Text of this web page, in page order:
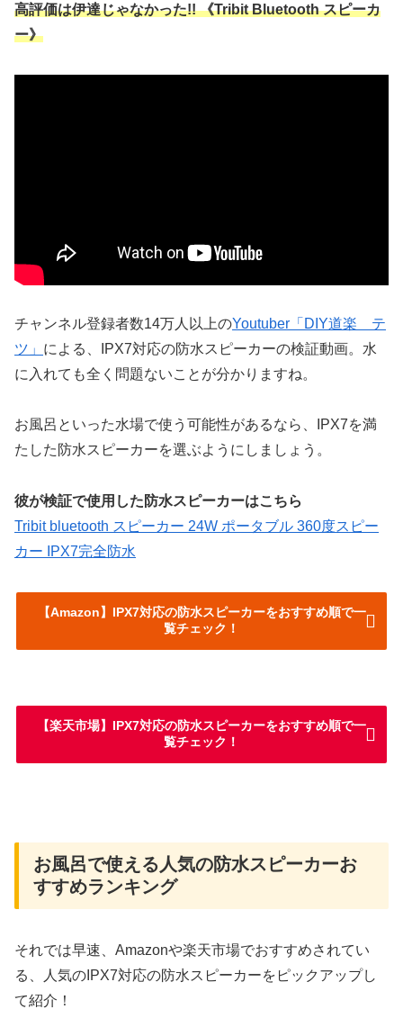
高評価は伊達じゃなかった!! 《Tribit Bluetooth スピーカ
ー》
チャンネル登録者数14万人以上のYoutuber「DIY道楽 テ
ツ」 による、IPX7対応の防水スピーカーの検証動画。水
に入れても全く問題ないことが分かりますね。
お風呂といった水場で使う可能性があるなら、IPX7を満
たした防水スピーカーを選ぶようにしましょう。
彼が検証で使用した防水スピーカーはこちら
Tribit bluetooth スピーカー 24W ポータブル 360度スピー
カー IPX7完全防水
【Amazon】IPX7対応の防水スピーカーをおすすめ順で一
覧チェック！
【楽天市場】IPX7対応の防水スピーカーをおすすめ順で一
覧チェック！
お風呂で使える人気の防水スピーカーお
すすめランキング
それでは早速、Amazonや楽天市場でおすすめされてい
る、人気のIPX7対応の防水スピーカーをピックアップし
て紹介！